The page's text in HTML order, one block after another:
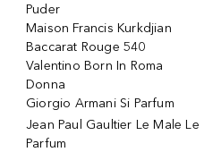
Puder
Maison Francis Kurkdjian
Baccarat Rouge 540
Valentino Born In Roma
Donna
Giorgio Armani Si Parfum
Jean Paul Gaultier Le Male Le
Parfum